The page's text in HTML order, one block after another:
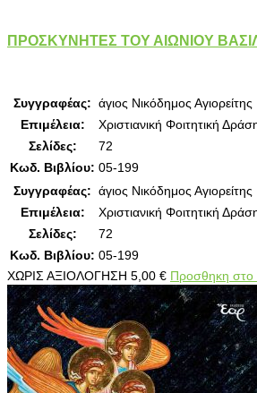
ΠΡΟΣΚΥΝΗΤΕΣ ΤΟΥ ΑΙΩΝΙΟΥ
Συγγραφέας: άγιος Νικόδημος Αγιορείτης
Επιμέλεια:
Χριστιανική Φοιτητική
Σελίδες:
72
Κωδ. Βιβλίου: 05-199
Συγγραφέας: άγιος Νικόδημος Αγιορείτης
Επιμέλεια:
Χριστιανική Φοιτητική
Σελίδες:
72
Κωδ. Βιβλίου: 05-199
ΧΩΡΙΣ ΑΞΙΟΛΟΓΗΣΗ 5,00 € Προσθηκη στο